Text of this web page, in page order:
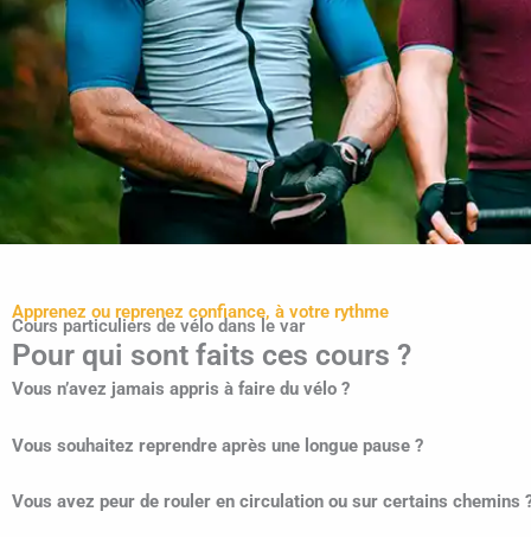
Cours particuliers de vélo dans le var
Apprenez ou reprenez confiance, à votre rythme
Pour qui sont faits ces cours ?
Vous n’avez jamais appris à faire du vélo ?
Vous souhaitez reprendre après une longue pause ?
Vous avez peur de rouler en circulation ou sur certains chemins